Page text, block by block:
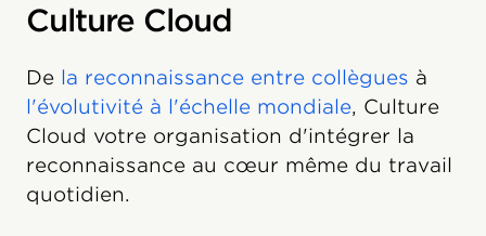
Culture Cloud
De la reconnaissance entre collègues à
l'évolutivité à l'échelle mondiale, Culture
Cloud votre organisation d'intégrer la
reconnaissance au cœur même du travail
quotidien.